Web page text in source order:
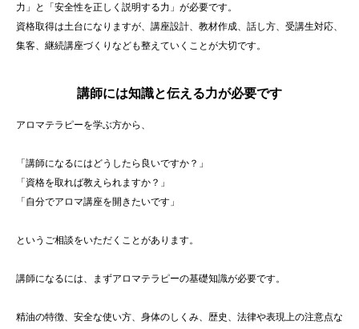
力」と「安全性を正しく説明する力」が必要です。
資格取得は土台になりますが、講座設計、教材作成、話し方、受講生対応、
集客、継続講座づくりなども整えていくことが大切です。
講師には知識と伝える力が必要です
アロマテラピーを学ぶ方から、
「講師になるにはどうしたら良いですか？」
「資格を取れば教えられますか？」
「自分でアロマ講座を開きたいです」
というご相談をいただくことがあります。
講師になるには、まずアロマテラピーの基礎知識が必要です。
精油の特徴、安全な使い方、身体のしくみ、歴史、法律や表現上の注意点な